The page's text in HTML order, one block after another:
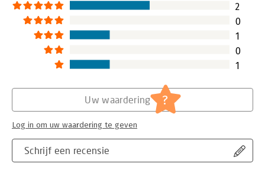
2
0
1
0
1
Schrijf een recensie
Uw waardering ?
Log in om uw waardering te geven